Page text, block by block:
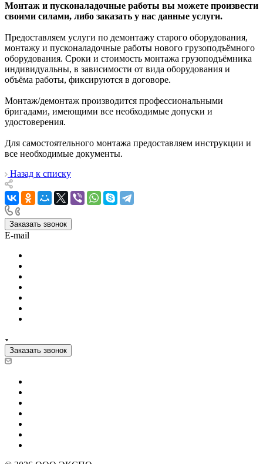
Монтаж и пусконаладочные работы вы можете произвести
своими силами, либо заказать у нас данные услуги.
Предоставляем услуги по демонтажу старого оборудования,
монтажу и пусконаладочные работы нового грузоподъёмного
оборудования. Сроки и стоимость монтажа грузоподъёмника
индивидуальны, в зависимости от вида оборудования и
объёма работы, фиксируются в договоре.
Монтаж/демонтаж производится профессиональными
бригадами, имеющими все необходимые допуски и
удостоверения.
Для самостоятельного монтажа предоставляем инструкции и
все необходимые документы.
Назад к списку
Заказать звонок
E-mail
Заказать звонок